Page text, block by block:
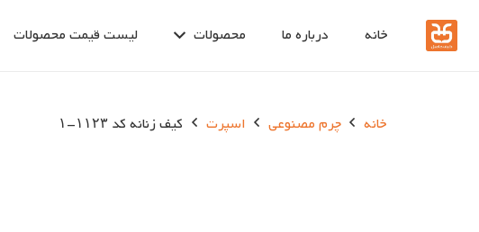
خانه درباره ما محصولات لیست قیمت محصولات
خانه چرم مصنوعی اسپرت کیف زنانه کد ۱۱۲۳-۱